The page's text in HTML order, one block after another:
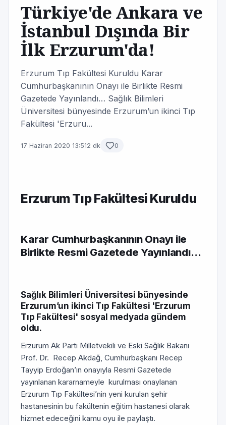
Türkiye'de Ankara ve
İstanbul Dışında Bir
İlk Erzurum'da!
Erzurum Tıp Fakültesi Kuruldu Karar
Cumhurbaşkanının Onayı ile Birlikte Resmi
Gazetede Yayınlandı… Sağlık Bilimleri
Üniversitesi bünyesinde Erzurum’un ikinci Tıp
Fakültesi 'Erzuru...
17 Haziran 2020 13:512 dk 0
Erzurum Tıp Fakültesi Kuruldu
Karar Cumhurbaşkanının Onayı ile
Birlikte Resmi Gazetede Yayınlandı…
Sağlık Bilimleri Üniversitesi bünyesinde
Erzurum’un ikinci Tıp Fakültesi 'Erzurum
Tıp Fakültesi' sosyal medyada gündem
oldu.
Erzurum Ak Parti Milletvekili ve Eski Sağlık Bakanı
Prof. Dr. Recep Akdağ, Cumhurbaşkanı Recep
Tayyip Erdoğan’ın onayıyla Resmi Gazetede
yayınlanan kararnameyle kurulması onaylanan
Erzurum Tıp Fakültesi’nin yeni kurulan şehir
hastanesinin bu fakültenin eğitim hastanesi olarak
hizmet edeceğini kamu oyu ile paylaştı.